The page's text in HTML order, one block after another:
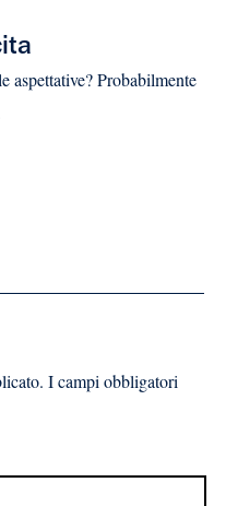
aspettative? Probabilmente
I campi obbligatori